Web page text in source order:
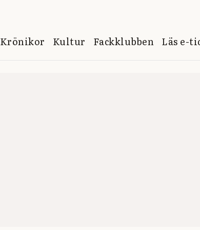
Krönikor Kultur Fackklubben Läs e-